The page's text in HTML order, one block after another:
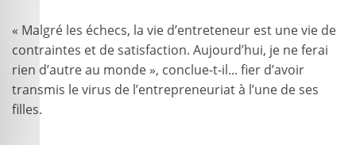
« Malgré les échecs, la vie d’entreteneur est une vie de
contraintes et de satisfaction. Aujourd’hui, je ne ferai
rien d’autre au monde », conclue-t-il... fier d’avoir
transmis le virus de l’entrepreneuriat à l’une de ses
filles.